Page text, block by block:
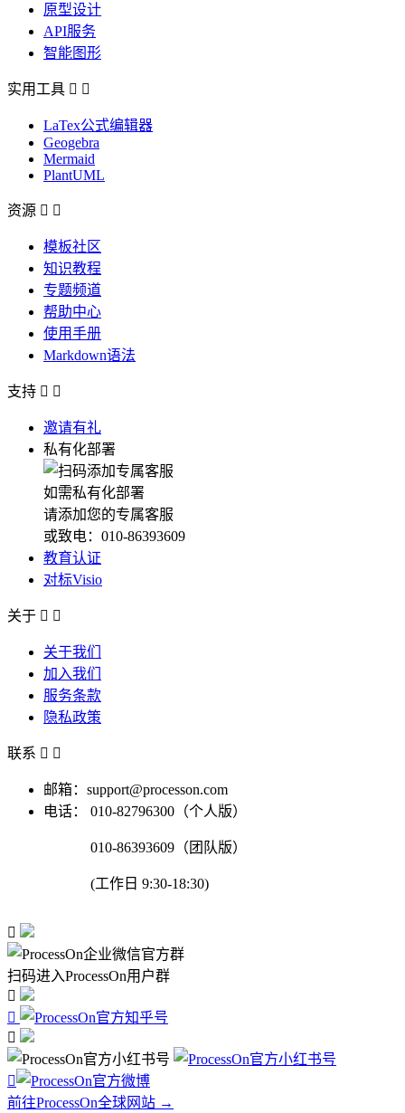
原型设计
API服务
智能图形
实用工具  
LaTex公式编辑器
Geogebra
Mermaid
PlantUML
资源  
模板社区
知识教程
专题频道
帮助中心
使用手册
Markdown语法
支持  
邀请有礼
私有化部署
如需私有化部署
请添加您的专属客服
或致电：010-86393609
教育认证
对标Visio
关于  
关于我们
加入我们
服务条款
隐私政策
联系  
邮箱：support@processon.com
电话：
010-82796300（个人版）
010-86393609（团队版）
(工作日 9:30-18:30)

扫码进入ProcessOn用户群




前往ProcessOn全球网站 →